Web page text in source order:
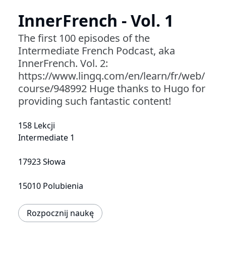
InnerFrench - Vol. 1
The first 100 episodes of the
Intermediate French Podcast, aka
InnerFrench. Vol. 2:
https://www.lingq.com/en/learn/fr/web/
course/948992 Huge thanks to Hugo for
providing such fantastic content!
158 Lekcji
Intermediate 1
17923 Słowa
15010 Polubienia
Rozpocznij naukę